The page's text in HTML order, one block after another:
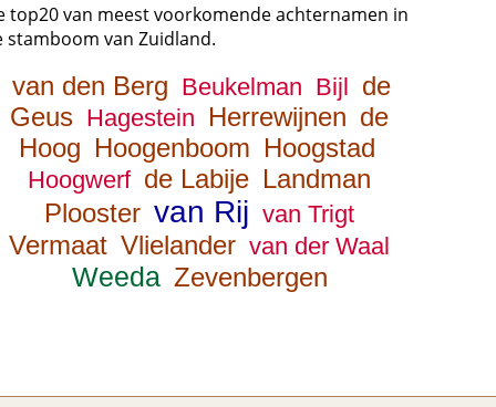
top20 van meest voorkomende achternamen in
stamboom van Zuidland.
van den Berg Beukelman Bijl de
Geus Hagestein Herrewijnen de
Hoog Hoogenboom Hoogstad
Hoogwerf de Labije Landman
Plooster van Rij van Trigt
Vermaat Vlielander van der Waal
Weeda Zevenbergen